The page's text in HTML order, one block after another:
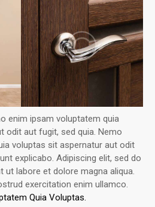
enim ipsam voluptatem quia
odit aut fugit, sed quia. Nemo
voluptas sit aspernatur aut odit
explicabo. Adipiscing elit, sed do
ut labore et dolore magna aliqua.
exercitation enim ullamco.
Quia Voluptas.